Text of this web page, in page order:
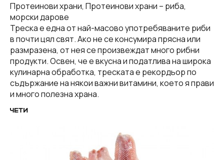
Протеинови храни, Протеинови храни – риба,
морски дарове
Треска е една от най-масово употребяваните риби
в почти цял свят. Ако не се консумира прясна или
размразена, от нея се произвеждат много рибни
продукти. Освен, че е вкусна и податлива на широка
кулинарна обработка, треската е рекордьор по
съдържание на някои важни витамини, което я прави
и много полезна храна.
ЧЕТИ